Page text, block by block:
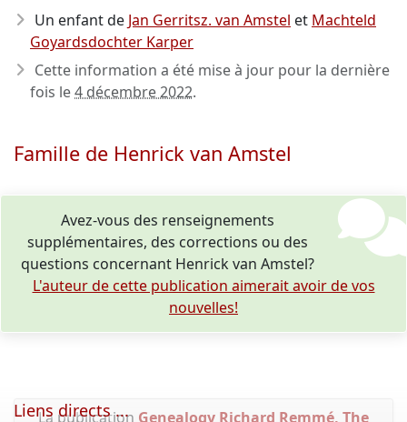
Un enfant de Jan Gerritsz. van Amstel et Machteld
Goyardsdochter Karper
Cette information a été mise à jour pour la dernière
fois le4 décembre 2022.
Famille de Henrick van Amstel
Avez-vous des renseignements
supplémentaires, des corrections ou des
questions concernant Henrick van Amstel?
L'auteur de cette publication aimerait avoir de vos
nouvelles!
La publication Genealogy Richard Remmé, The
Liens directs ...